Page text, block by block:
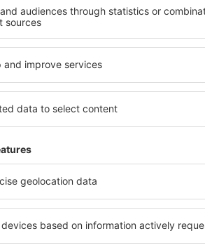
Suria finden?
finden, ist die
für Unterkünfte. Eine
dass Sie gerade das
Reiseort in die
Sie die Check-In- und
Gäste und Zimmer aus.
die zum angegebenen
Sie können ganz
Zentrum, die
die Anzahl der Sterne,
in
sind
SPA-
den